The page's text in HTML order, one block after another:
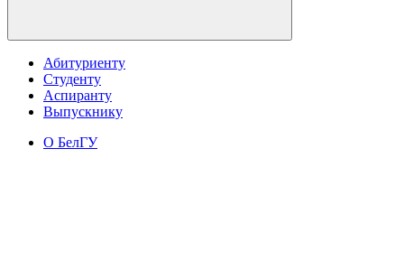
Абитуриенту
Студенту
Аспиранту
Выпускнику
О БелГУ